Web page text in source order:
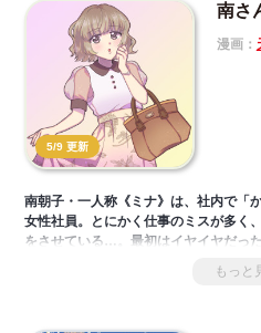
的な冒険が今始まる!!
5/9 更新
南さ
漫画：
南朝子・一人称《ミナ》は、社内で「
女性社員。とにかく仕事のミスが多く
をさせている…。最初はイヤイヤだっ
に南さんの素直で不器用すぎる一面を
もっと